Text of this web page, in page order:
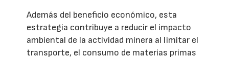
Además del beneficio económico, esta
estrategia contribuye a reducir el impacto
ambiental de la actividad minera al limitar el
transporte, el consumo de materias primas